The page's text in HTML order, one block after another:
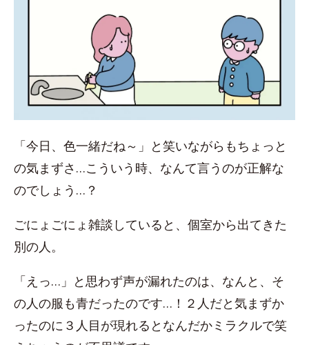
「今日、色一緒だね～」と笑いながらもちょっと
の気まずさ…こういう時、なんて言うのが正解な
のでしょう…？
ごにょごにょ雑談していると、個室から出てきた
別の人。
「えっ…」と思わず声が漏れたのは、なんと、そ
の人の服も青だったのです…！２人だと気まずか
ったのに３人目が現れるとなんだかミラクルで笑